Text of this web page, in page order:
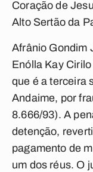
Coração de
Alto Sertão da
Afrânio Gondim
Enólla Kay
que é a terceira
Andaime, por
8.666/93). A
detenção,
pagamento de
um dos réus. O